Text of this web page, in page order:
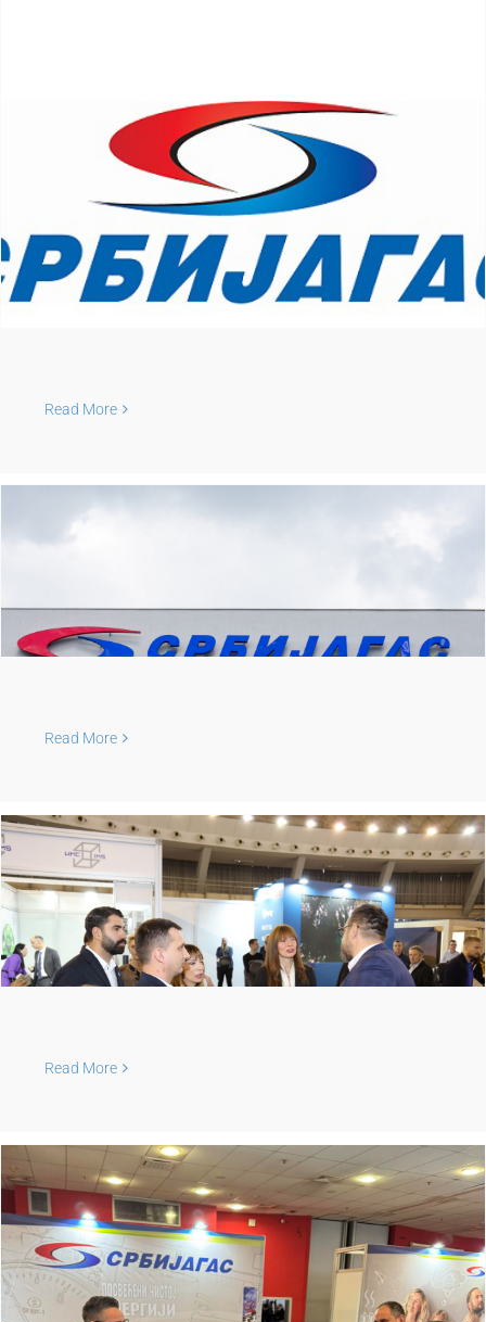
Read More
Read More
Read More